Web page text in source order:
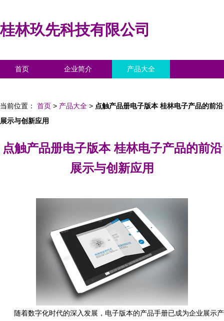
桂林玖先科技有限公司
首页 企业简介 产品大全
当前位置： 首页 > 产品大全 > 点触产品册电子版本 桂林电子产品的前沿
展示与创新应用
点触产品册电子版本 桂林电子产品的前沿
展示与创新应用
随着数字化时代的深入发展，电子版本的产品手册已成为企业展示产